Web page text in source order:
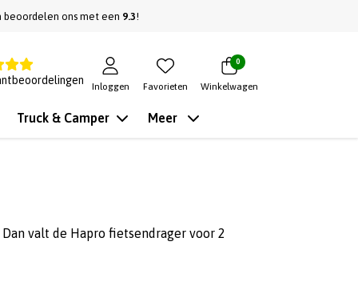
beoordelen ons met een 9.3!
Inloggen Favorieten
0
Winkelwagen
Truck & Camper Meer
valt de Hapro fietsendrager voor 2